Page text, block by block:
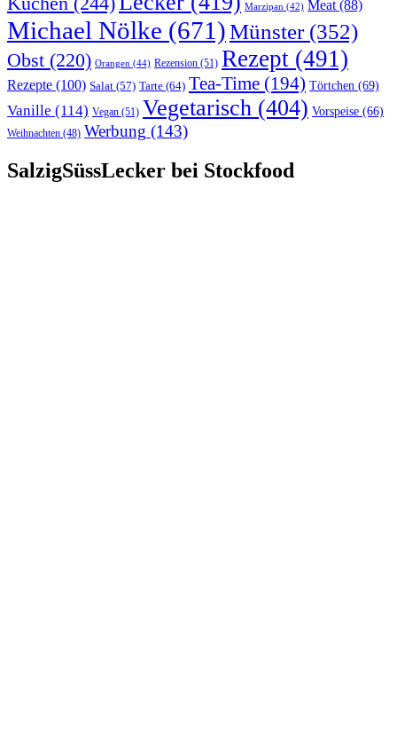
Marzipan (42) Meat (88)
Michael Nölke (671)Münster(352)
Obst (220) Orangen (44) Rezension (51) Rezept (491)
Rezepte (100) Salat (57) Tarte (64) Tea-Time (194) Törtchen (69)
Vanille (114) Vegan (51) Vegetarisch (404) Vorspeise (66)
Weihnachten (48) Werbung (143)
SalzigSüssLecker bei Stockfood